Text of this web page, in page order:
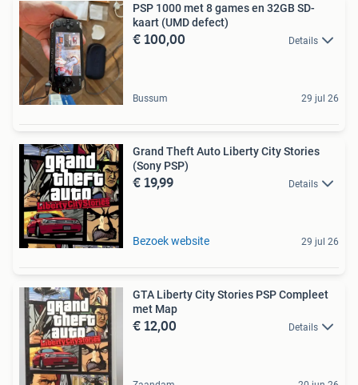
PSP 1000 met 8 games en 32GB SD-
kaart (UMD defect)
€ 100,00 Details
Bussum 29 jul 26
Grand Theft Auto Liberty City Stories
(Sony PSP)
€ 19,99 Details
Bezoek website 29 jul 26
GTA Liberty City Stories PSP Compleet
met Map
€ 12,00 Details